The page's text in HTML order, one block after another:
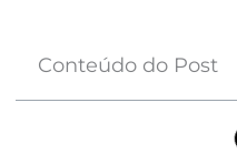
Conteúdo do Post